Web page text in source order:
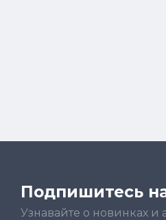
Подпишитесь
Узнавайте о новинках и